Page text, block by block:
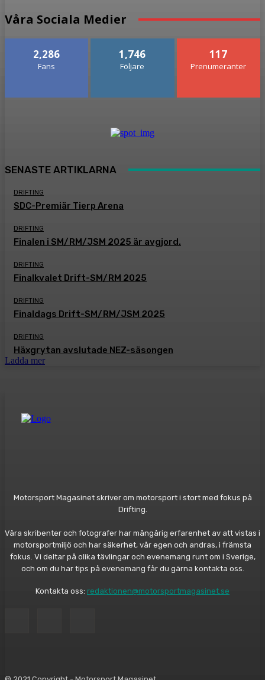
Våra Sociala Medier
2,286
Fans
1,746
Följare
117
Prenumeranter
SENASTE ARTIKLARNA
DRIFTING
SDC-Premiär Tierp Arena
DRIFTING
Finalen i SM/RM/JSM 2025 är avgjord.
DRIFTING
Finalkvalet Drift-SM/RM 2025
DRIFTING
Finaldags Drift-SM/RM/JSM 2025
DRIFTING
Häxgrytan avslutade NEZ-säsongen
Ladda mer
Motorsport Magasinet skriver om motorsport i stort med fokus på
Drifting.
Våra skribenter och fotografer har mångårig erfarenhet av att vistas i
motorsportmiljö och har säkerhet, vår egen och andras, i främsta
fokus. Vi deltar på olika tävlingar och evenemang runt om i Sverige,
och om du har tips på evenemang får du gärna kontakta oss.
Kontakta oss: redaktionen@motorsportmagasinet.se